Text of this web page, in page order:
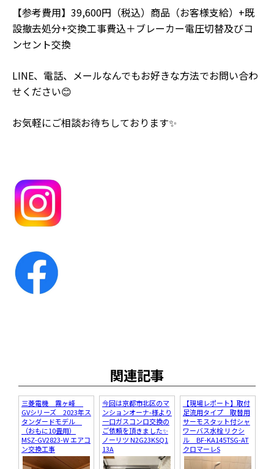
【参考費用】39,600円（税込）商品（お客様支給）+既
設撤去処分+交換工事費込＋ブレーカー電圧切替及びコ
ンセント交換
LINE、電話、メールなんでもお好きな方法でお問い合わ
せください😊
お気軽にご相談お待ちしております✨
関連記事
三菱電機 霧ヶ峰
GVシリーズ 2023年ス
タンダードモデル
（おもに10畳用）
MSZ-GV2823-W エアコ
ン交換工事
今回は京都市北区のマ
ンションオーナ-様より
一口ガスコンロ交換の
ご依頼を頂きました✨
ノーリツ N2G23KSQ1
13A
【現場レポート】取付
足流用タイプ 取替用
サーモスタット付シャ
ワーバス水栓 リクシ
ル BF-KA145TSG-AT
クロマーレS